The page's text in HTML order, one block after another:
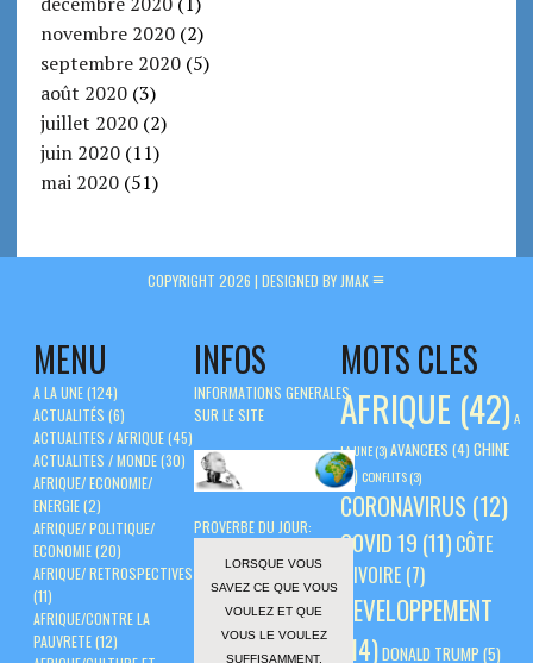
novembre 2020(2)
septembre 2020(5)
août 2020(3)
juillet 2020(2)
juin 2020(11)
mai 2020(51)
COPYRIGHT 2026 | DESIGNED BY JMAK
MENU
A LA UNE(124)
ACTUALITÉS (6)
ACTUALITES / AFRIQUE(45)
ACTUALITES / MONDE(30)
AFRIQUE/ ECONOMIE/
ENERGIE(2)
AFRIQUE/ POLITIQUE/
ECONOMIE(20)
AFRIQUE/ RETROSPECTIVES
(11)
AFRIQUE/CONTRE LA
PAUVRETE(12)
MOTS CLES
AFRIQUE (42) A
LA UNE(3)AVANCEES (4) CHINE
(5)CONFLITS(3)
CORONAVIRUS (12)
COVID 19 (11) CÔTE
D'IVOIRE (7)
DEVELOPPEMENT
(14)DONALD TRUMP(5)
INFOS
INFORMATIONS GENERALES
SUR LE SITE
PROVERBE DU JOUR:
LORSQUE VOUS
SAVEZ CE QUE VOUS
VOULEZ ET QUE
VOUS LE VOULEZ
SUFFISAMMENT,